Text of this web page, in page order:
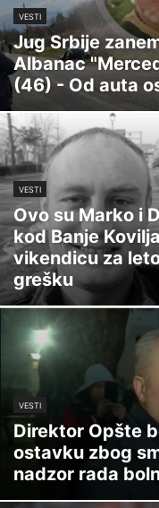
VESTI
Jug Srbije
Albanac
(46) - Od auta
VESTI
Ovo su Marko i
kod Banje
vikendicu za
grešku
VESTI
Direktor Opšte
ostavku zbog
nadzor rada